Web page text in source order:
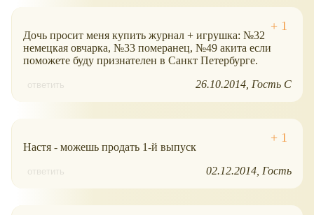
Дочь просит меня купить журнал + игрушка: №32
немецкая овчарка, №33 померанец, №49 акита если
поможете буду признателен в Санкт Петербурге.
ответить 26.10.2014 Гость С
Настя - можешь продать 1-й выпуск
ответить 02.12.2014 Гость